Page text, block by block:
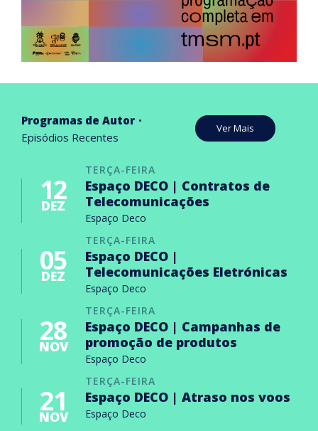
Programas de Autor
Episódios Recentes
Ver Mais
TERÇA-FEIRA
12
DEZ
Espaço DECO | Contratos de
Telecomunicações
Espaço Deco
TERÇA-FEIRA
05
DEZ
Espaço DECO |
Telecomunicações Eletrónicas
Espaço Deco
TERÇA-FEIRA
28
NOV
Espaço DECO | Campanhas de
promoção de produtos
Espaço Deco
TERÇA-FEIRA
21
NOV
Espaço DECO | Atraso nos voos
Espaço Deco